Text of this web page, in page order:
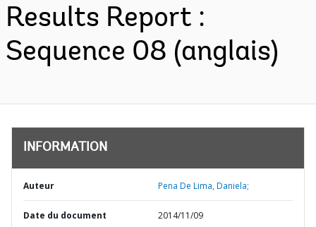
Results Report :
Sequence 08 (anglais)
INFORMATION
Auteur Pena De Lima, Daniela;
Date du document 2014/11/09